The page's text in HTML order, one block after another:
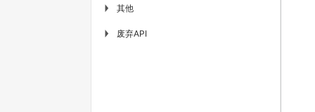
▶ 其他
▶ 废弃API